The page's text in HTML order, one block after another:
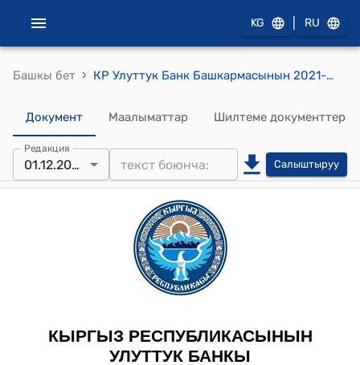
KG RU
Башкы бет › КР Улуттук Банк Башкармасынын 2021-жылдын 1-декабрындагы № 2021-П-14/66-1-(ПС) ""Төлөм системаларынын операторлорунун/төлөм уюмдарынын бухгалтердик эсепке алуу эсеп планына карата талаптар жөнүндө" жобону бекитүү тууралуу" токтому
Документ Маалыматтар Шилтеме документтер
Редакция
01.12.2021 Салыштыруу